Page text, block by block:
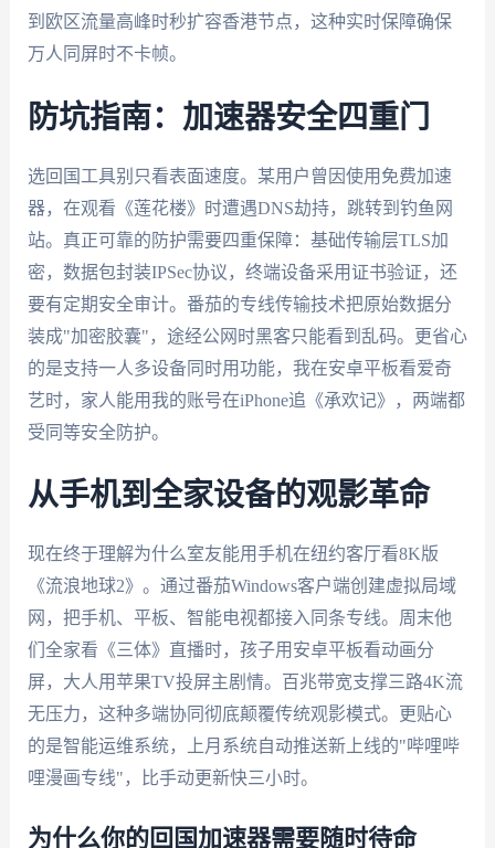
到欧区流量高峰时秒扩容香港节点，这种实时保障确保
万人同屏时不卡帧。
防坑指南：加速器安全四重门
选回国工具别只看表面速度。某用户曾因使用免费加速
器，在观看《莲花楼》时遭遇DNS劫持，跳转到钓鱼网
站。真正可靠的防护需要四重保障：基础传输层TLS加
密，数据包封装IPSec协议，终端设备采用证书验证，还
要有定期安全审计。番茄的专线传输技术把原始数据分
装成"加密胶囊"，途经公网时黑客只能看到乱码。更省心
的是支持一人多设备同时用功能，我在安卓平板看爱奇
艺时，家人能用我的账号在iPhone追《承欢记》，两端都
受同等安全防护。
从手机到全家设备的观影革命
现在终于理解为什么室友能用手机在纽约客厅看8K版
《流浪地球2》。通过番茄Windows客户端创建虚拟局域
网，把手机、平板、智能电视都接入同条专线。周末他
们全家看《三体》直播时，孩子用安卓平板看动画分
屏，大人用苹果TV投屏主剧情。百兆带宽支撑三路4K流
无压力，这种多端协同彻底颠覆传统观影模式。更贴心
的是智能运维系统，上月系统自动推送新上线的"哔哩哔
哩漫画专线"，比手动更新快三小时。
为什么你的回国加速器需要随时待命